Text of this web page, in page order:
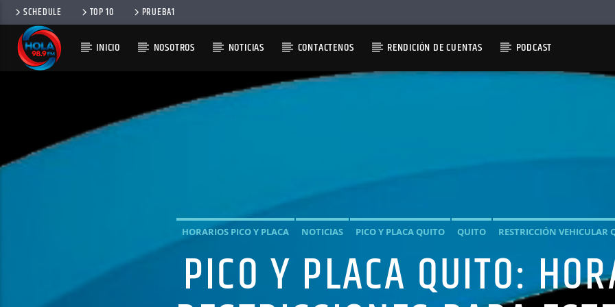
SCHEDULE TOP 10 PRUEBA1
INICIO NOSOTROS NOTICIAS CONTACTENOS RENDICIÓN DE CUENTAS PODCAST
HORARIOS PICO Y PLACA NOTICIAS PICO Y PLACA QUITO QUITO RESTRICCIÓN VEHICULAR
PICO Y PLACA QUITO: